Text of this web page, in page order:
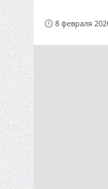
8 февраля